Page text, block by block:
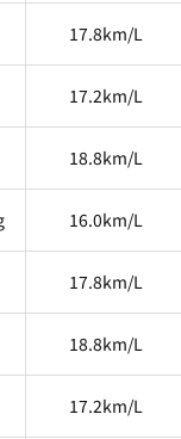
17.8km/L
17.2km/L
18.8km/L
16.0km/L
17.8km/L
18.8km/L
17.2km/L